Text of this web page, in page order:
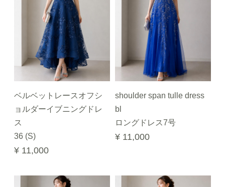
ベルベットレースオフシ
ョルダーイブニングドレ
ス
36 (S)
¥ 11,000
shoulder span tulle dress
bl
ロングドレス7号
¥ 11,000